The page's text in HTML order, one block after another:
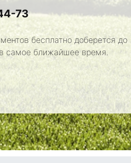
73
бесплатно доберется до
самое ближайшее время.